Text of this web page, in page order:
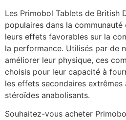
Les Primobol Tablets de British
populaires dans la
leurs effets favorables sur la
la performance. Utilisés par de
améliorer leur physique, ces
choisis pour leur capacité à
les effets secondaires extrêmes
stéroïdes anabolisants.
Souhaitez-vous acheter